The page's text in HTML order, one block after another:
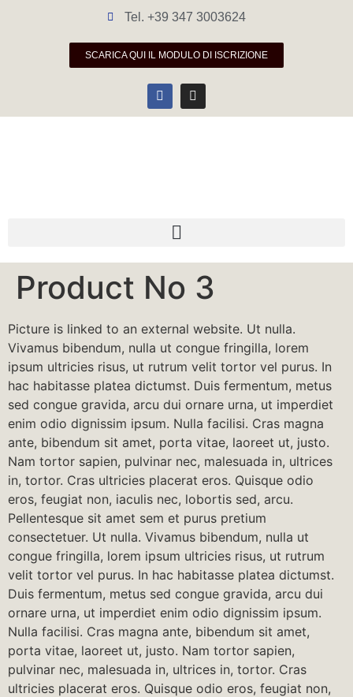
Tel. +39 347 3003624
SCARICA QUI IL MODULO DI ISCRIZIONE
Product No 3
Picture is linked to an external website. Ut nulla.
Vivamus bibendum, nulla ut congue fringilla, lorem
ipsum ultricies risus, ut rutrum velit tortor vel purus. In
hac habitasse platea dictumst. Duis fermentum, metus
sed congue gravida, arcu dui ornare urna, ut imperdiet
enim odio dignissim ipsum. Nulla facilisi. Cras magna
ante, bibendum sit amet, porta vitae, laoreet ut, justo.
Nam tortor sapien, pulvinar nec, malesuada in, ultrices
in, tortor. Cras ultricies placerat eros. Quisque odio
eros, feugiat non, iaculis nec, lobortis sed, arcu.
Pellentesque sit amet sem et purus pretium
consectetuer. Ut nulla. Vivamus bibendum, nulla ut
congue fringilla, lorem ipsum ultricies risus, ut rutrum
velit tortor vel purus. In hac habitasse platea dictumst.
Duis fermentum, metus sed congue gravida, arcu dui
ornare urna, ut imperdiet enim odio dignissim ipsum.
Nulla facilisi. Cras magna ante, bibendum sit amet,
porta vitae, laoreet ut, justo. Nam tortor sapien,
pulvinar nec, malesuada in, ultrices in, tortor. Cras
ultricies placerat eros. Quisque odio eros, feugiat non,